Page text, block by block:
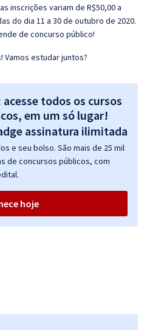
inscrições variam de R$50,00 a
do dia 11 a 30 de outubro de 2020.
de concurso público!
Vamos estudar juntos?
todos os cursos
em um só lugar!
e seu bolso. São mais de 25 mil
de concursos públicos, com
hoje